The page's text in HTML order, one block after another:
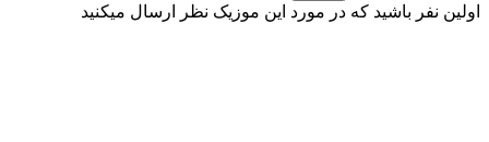
اولین نفر باشید که در مورد این موزیک نظر ارسال میکنید